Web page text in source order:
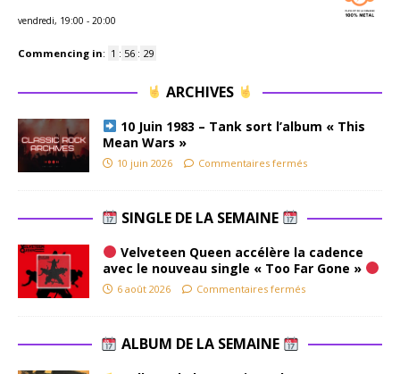
vendredi, 19:00 - 20:00
Commencing in: 1 : 56 : 28
ARCHIVES
10 Juin 1983 – Tank sort l’album « This
Mean Wars »
10 juin 2026 Commentaires fermés
SINGLE DE LA SEMAINE
Velveteen Queen accélère la cadence
avec le nouveau single « Too Far Gone »
6 août 2026 Commentaires fermés
ALBUM DE LA SEMAINE